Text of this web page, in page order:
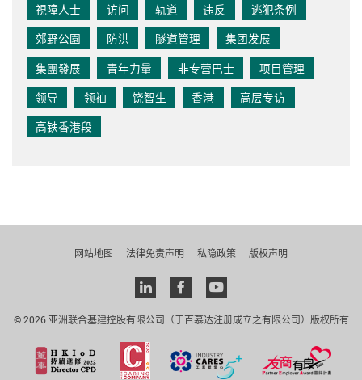
視障人士
访问 轨道 违反
逃犯条例
郊野公園
防洪 隧道管理
集团发展
集團發展
青年力量 非专营巴士
项目管理
领导
领袖 饶智生 香港
高层专访
高铁香港段
网站地图 法律免责声明 私隐政策 版权声明
Linkedinfacebookyoutube
© 2026 亚洲联合基建控股有限公司（于百慕达注册成立之有限公司）版权所有